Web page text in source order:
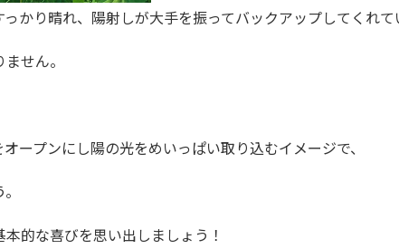
かり晴れ、陽射しが大手を振ってバックアップしてくれて
せん。
ープンにし陽の光をめいっぱい取り込むイメージで、
的な喜びを思い出しましょう！